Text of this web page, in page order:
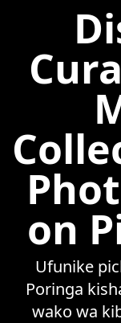
on
Ufunike
Poringa
wako wa